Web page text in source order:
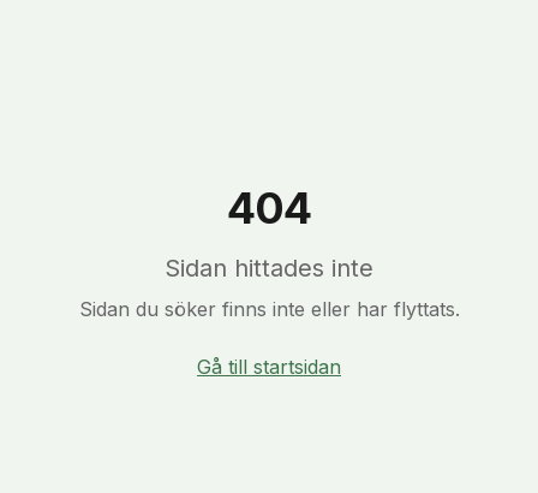
404
Sidan hittades inte
Sidan du söker finns inte eller har flyttats.
Gå till startsidan